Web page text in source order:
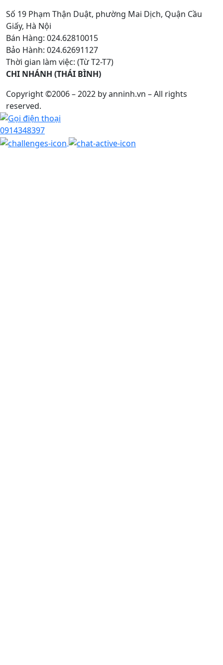
Số 19 Phạm Thận Duật, phường Mai Dịch, Quận Cầu
Giấy, Hà Nội
Bán Hàng: 024.62810015
Bảo Hành: 024.62691127
Thời gian làm việc: (Từ T2-T7)
CHI NHÁNH (THÁI BÌNH)
Copyright ©2006 – 2022 by anninh.vn – All rights
reserved.
0914348397